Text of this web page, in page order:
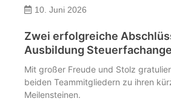
10. Juni 2026
Zwei erfolgreiche
Ausbildung
Mit großer Freude und Stolz
beiden Teammitgliedern zu ihren
Meilensteinen.